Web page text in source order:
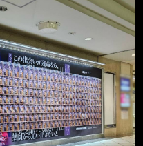
HPVza5baQAASm
HPVzclibYAAYnIa.
薇歐拉獨佔八斗 --